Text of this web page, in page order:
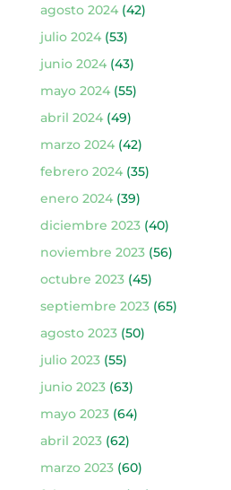
agosto 2024(42)
julio 2024(53)
junio 2024(43)
mayo 2024(55)
abril 2024(49)
marzo 2024(42)
febrero 2024(35)
enero 2024(39)
diciembre 2023(40)
noviembre 2023(56)
octubre 2023(45)
septiembre 2023(65)
agosto 2023(50)
julio 2023(55)
junio 2023(63)
mayo 2023(64)
abril 2023(62)
marzo 2023(60)